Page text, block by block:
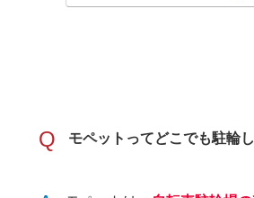
Q モペットってどこでも駐輪